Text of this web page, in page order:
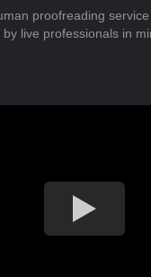
proofreading
live professionals in